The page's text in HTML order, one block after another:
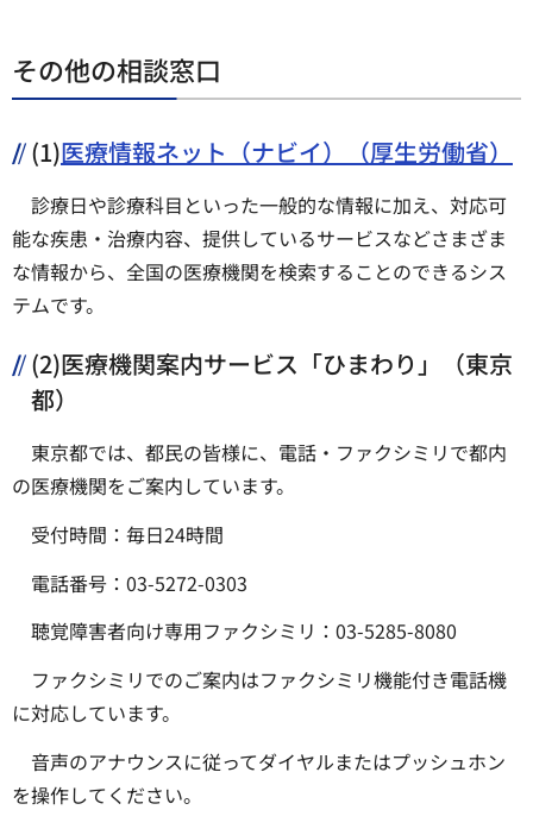
その他の相談窓口
(1)医療情報ネット（ナビイ）（厚生労働省）
診療日や診療科目といった一般的な情報に加え、対応可
能な疾患・治療内容、提供しているサービスなどさまざま
な情報から、全国の医療機関を検索することのできるシス
テムです。
(2)医療機関案内サービス「ひまわり」（東京
都）
東京都では、都民の皆様に、電話・ファクシミリで都内
の医療機関をご案内しています。
受付時間：毎日24時間
電話番号：03-5272-0303
聴覚障害者向け専用ファクシミリ：03-5285-8080
ファクシミリでのご案内はファクシミリ機能付き電話機
に対応しています。
音声のアナウンスに従ってダイヤルまたはプッシュホン
を操作してください。